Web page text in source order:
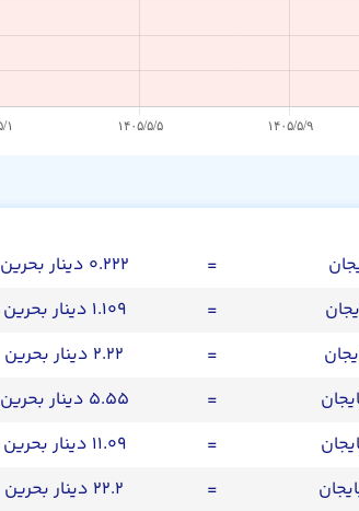
=
۰.۲۲۲ دینار بحرین
=
۱.۱۰۹ دینار بحرین
=
۲.۲۲ دینار بحرین
=
۵.۵۵ دینار بحرین
=
۱۱.۰۹ دینار بحرین
=
۲۲.۲ دینار بحرین